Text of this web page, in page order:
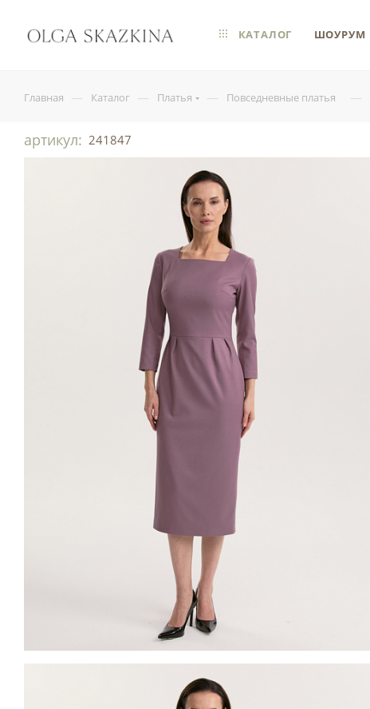
КАТАЛОГ ШОУРУМ
Главная — Каталог — Платья — Повседневные платья —
артикул: 241847